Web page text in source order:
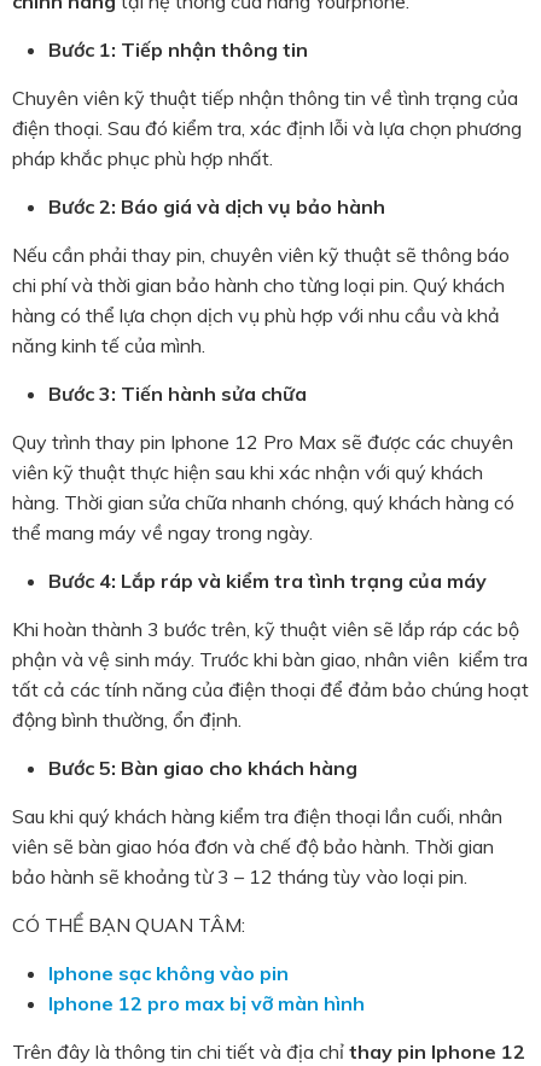
Bước 1: Tiếp nhận thông tin
Chuyên viên kỹ thuật tiếp nhận thông tin về tình trạng của
điện thoại. Sau đó kiểm tra, xác định lỗi và lựa chọn phương
pháp khắc phục phù hợp nhất.
Bước 2: Báo giá và dịch vụ bảo hành
Nếu cần phải thay pin, chuyên viên kỹ thuật sẽ thông báo
chi phí và thời gian bảo hành cho từng loại pin. Quý khách
hàng có thể lựa chọn dịch vụ phù hợp với nhu cầu và khả
năng kinh tế của mình.
Bước 3: Tiến hành sửa chữa
Quy trình thay pin Iphone 12 Pro Max sẽ được các chuyên
viên kỹ thuật thực hiện sau khi xác nhận với quý khách
hàng. Thời gian sửa chữa nhanh chóng, quý khách hàng có
thể mang máy về ngay trong ngày.
Bước 4: Lắp ráp và kiểm tra tình trạng của máy
Khi hoàn thành 3 bước trên, kỹ thuật viên sẽ lắp ráp các bộ
phận và vệ sinh máy. Trước khi bàn giao, nhân viên kiểm tra
tất cả các tính năng của điện thoại để đảm bảo chúng hoạt
động bình thường, ổn định.
Bước 5: Bàn giao cho khách hàng
Sau khi quý khách hàng kiểm tra điện thoại lần cuối, nhân
viên sẽ bàn giao hóa đơn và chế độ bảo hành. Thời gian
bảo hành sẽ khoảng từ 3 – 12 tháng tùy vào loại pin.
CÓ THỂ BẠN QUAN TÂM:
Iphone sạc không vào pin
Iphone 12 pro max bị vỡ màn hình
Trên đây là thông tin chi tiết và địa chỉ thay pin Iphone 12